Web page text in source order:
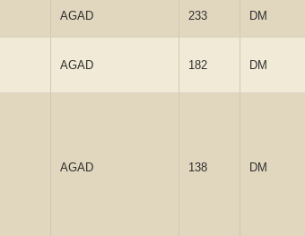
AGAD 233 DM
AGAD 182 DM
AGAD 138 DM